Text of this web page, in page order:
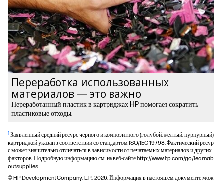
Переработка использованных
материалов — это важно
Переработанный пластик в картриджах HP помогает сократить
пластиковые отходы.
1 Заявленный средний ресурс черного и композитного (голубой, желтый, пурпурный)
картриджей указан в соответствии со стандартом ISO/IEC 19798. Фактический ресур
с может значительно отличаться в зависимости от печатаемых материалов и других
факторов. Подробную информацию см. на веб-сайте http://www.hp.com/go/learnab
outsupplies.
© HP Development Company, L.P., 2026. Информация в настоящем документе мож